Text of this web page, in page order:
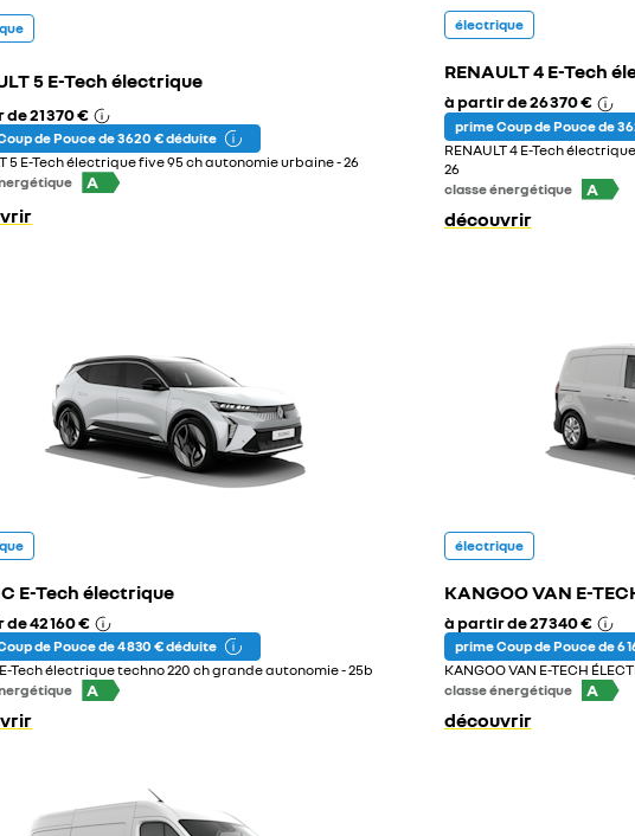
5 E-Tech électrique
de21 370 €
de Pouce de 3 620 € déduite
5 E-Tech électrique five 95 ch autonomie urbaine - 26
A
électrique
RENAULT 4 E-Tech
à partir de26 370 €
prime Coup de Pouce de 3
RENAULT 4 E-Tech
26
classe énergétique
A
découvrir
E-Tech électrique
de42 160 €
de Pouce de 4 830 € déduite
Tech électrique techno 220 ch grande autonomie - 25b
A
électrique
KANGOO VAN E-
à partir de27 340 €
prime Coup de Pouce de 6
KANGOO VAN E-TECH
classe énergétique
A
découvrir